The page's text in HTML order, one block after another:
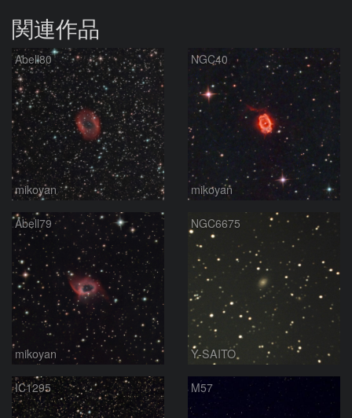
関連作品
Abell80
mikoyan
NGC40
mikoyan
Abell79
mikoyan
NGC6675
Y-SAITO
IC1295 M57